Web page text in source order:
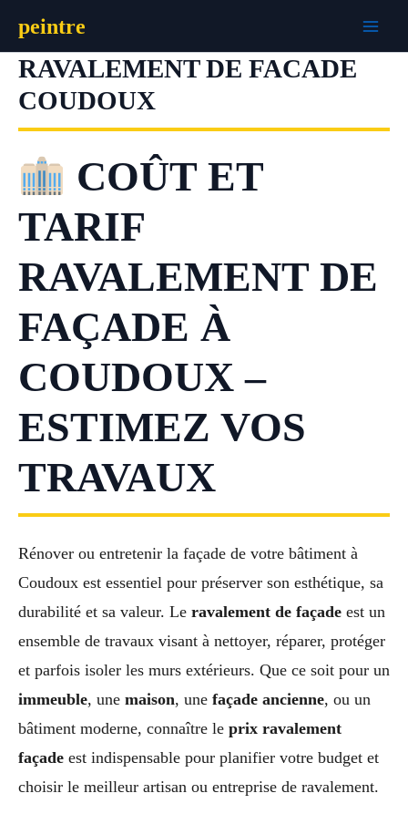
contenu
peintre
RAVALEMENT DE FACADE
COUDOUX
COÛT ET
TARIF
RAVALEMENT DE
FAÇADE À
COUDOUX –
ESTIMEZ VOS
TRAVAUX
Rénover ou entretenir la façade de votre bâtiment à
Coudoux est essentiel pour préserver son esthétique, sa
durabilité et sa valeur. Le ravalement de façade est un
ensemble de travaux visant à nettoyer, réparer, protéger
et parfois isoler les murs extérieurs. Que ce soit pour un
immeuble, une maison, une façade ancienne, ou un
bâtiment moderne, connaître le prix ravalement
façade est indispensable pour planifier votre budget et
choisir le meilleur artisan ou entreprise de ravalement.